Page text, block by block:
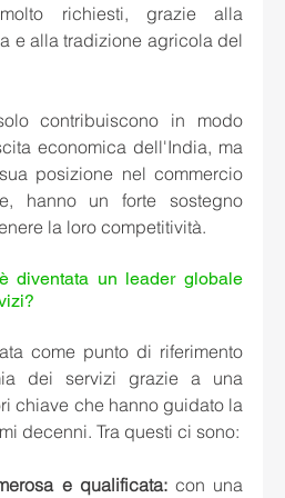
richiesti, grazie alla
e alla tradizione agricola del
contribuiscono in modo
economica dell'India, ma
posizione nel commercio
hanno un forte sostegno
la loro competitività.
diventata un leader globale
come punto di riferimento
dei servizi grazie a una
chiave che hanno guidato la
decenni. Tra questi ci sono:
e qualificata: con una